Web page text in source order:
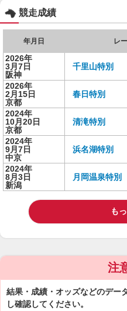
競走成績
年月日 レ
2026年
3月7日
阪神
千里山特別
2026年
2月15日
京都
春日特別
2024年
10月20日
京都
清滝特別
2024年
9月7日
中京
浜名湖特別
2024年
8月3日
新潟
月岡温泉特別
も
注
結果・成績・オッズなどのデー
し確認してください。